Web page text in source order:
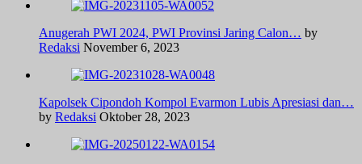
Anugerah PWI 2024, PWI Provinsi Jaring Calon… by
Redaksi November 6, 2023
Kapolsek Cipondoh Kompol Evarmon Lubis Apresiasi dan…
by Redaksi Oktober 28, 2023